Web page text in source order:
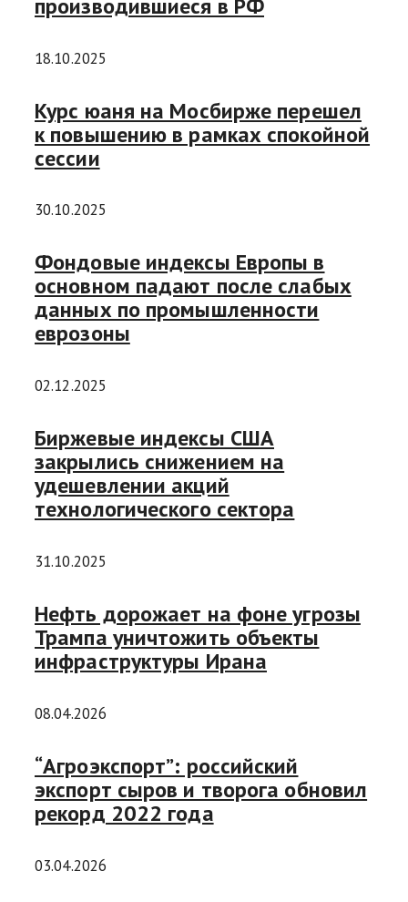
производившиеся в РФ
18.10.2025
Курс юаня на Мосбирже перешел
к повышению в рамках спокойной
сессии
30.10.2025
Фондовые индексы Европы в
основном падают после слабых
данных по промышленности
еврозоны
02.12.2025
Биржевые индексы США
закрылись снижением на
удешевлении акций
технологического сектора
31.10.2025
Нефть дорожает на фоне угрозы
Трампа уничтожить объекты
инфраструктуры Ирана
08.04.2026
“Агроэкспорт”: российский
экспорт сыров и творога обновил
рекорд 2022 года
03.04.2026